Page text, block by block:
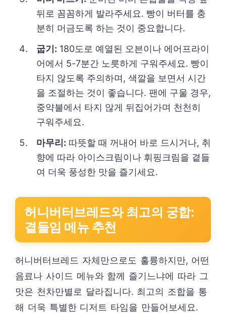
뒤로 꼼꼼하게 발라주세요. 빵이 버터를 충
분히 머금도록 하는 것이 중요합니다.
굽기: 180도로 예열된 오븐이나 에어프라이
어에서 5-7분간 노릇하게 구워주세요. 빵이
타지 않도록 주의하며, 색깔을 보면서 시간
을 조절하는 것이 좋습니다. 팬에 구울 경우,
중약불에서 타지 않게 뒤집어가며 천천히
구워주세요.
마무리: 따뜻할 때 꺼내어 바로 드시거나, 취
향에 따라 아이스크림이나 휘핑크림을 곁들
여 더욱 풍성한 맛을 즐기세요.
허니버터브레드와 최고의 궁합:
곁들임 메뉴 추천
허니버터브레드 자체만으로도 훌륭하지만, 어떤
음료나 사이드 메뉴와 함께 즐기느냐에 따라 그
맛은 천차만별로 달라집니다. 최고의 조합을 통
해 더욱 특별한 디저트 타임을 만들어보세요.